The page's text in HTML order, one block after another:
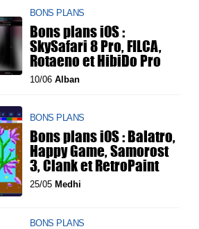
BONS PLANS
Bons plans iOS :
SkySafari 8 Pro, FILCA,
Rotaeno et HibiDo Pro
10/06 Alban
BONS PLANS
Bons plans iOS : Balatro,
Happy Game, Samorost
3, Clank et RetroPaint
25/05 Medhi
BONS PLANS